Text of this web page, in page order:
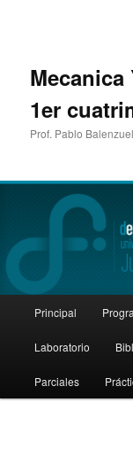
Mecanica
1er
Prof. Pablo
Skip
to
primary
Principal
Laboratorio
Parciales